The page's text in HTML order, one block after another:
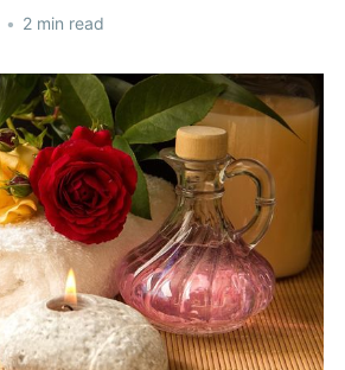
• 2 min read